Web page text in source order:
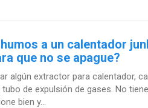
a un calentador
que no se apague?
algún extractor para calentador,
de expulsión de gases. No
bien y...